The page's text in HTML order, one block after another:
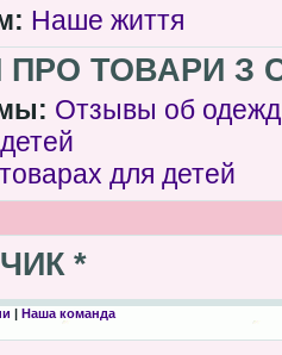
Наше життя
ПРО ТОВАРИ З
Отзывы об
для детей
*
| Наша команда